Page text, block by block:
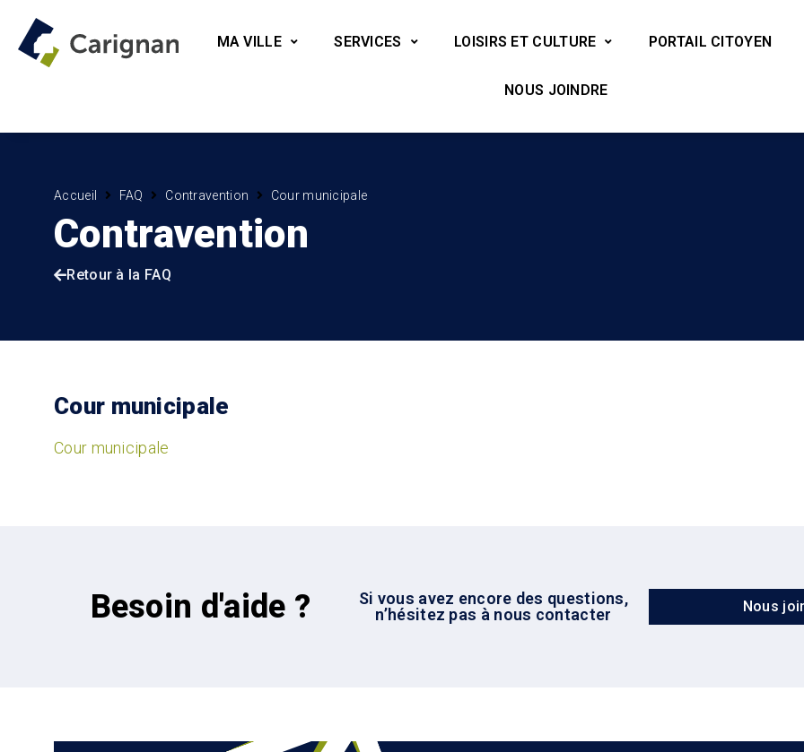
MA VILLE SERVICES LOISIRS ET CULTURE PORTAIL CITOYEN
NOUS JOINDRE
Accueil FAQ Contravention Cour municipale
Contravention
Retour à la FAQ
Cour municipale
Cour municipale
Besoin d'aide ?
Si vous avez encore des questions,
n’hésitez pas à nous contacter
Nous